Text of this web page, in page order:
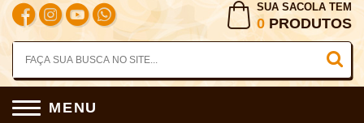
SUA SACOLA TEM
0 PRODUTOS
MENU